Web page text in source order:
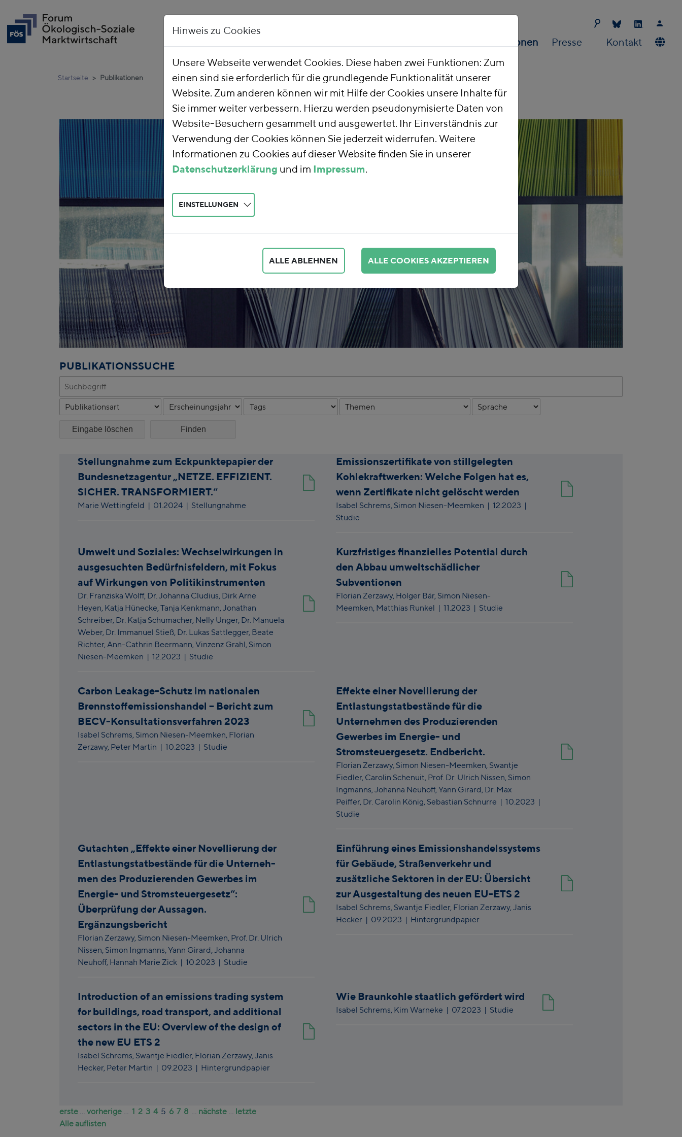
Publikationen Presse Kontakt
Startseite Publikationen
PUBLIKATIONSSUCHE
Eingabe löschen
Stellungnahme zum Eckpunktepapier der
Bundesnetzagentur „NETZE. EFFIZIENT.
SICHER. TRANSFORMIERT.“
Marie Wettingfeld | 01.2024 | Stellungnahme
Emissionszertifikate von stillgelegten
Kohlekraftwerken: Welche Folgen hat es,
wenn Zertifikate nicht gelöscht werden
Isabel Schrems, Simon Niesen-Meemken | 12.2023 |
Studie
Umwelt und Soziales: Wechselwirkungen in
ausgesuchten Bedürfnisfeldern, mit Fokus
auf Wirkungen von Politikinstrumenten
Dr. Franziska Wolff, Dr. Johanna Cludius, Dirk Arne
Heyen, Katja Hünecke,Tanja Kenkmann,Jonathan
Schreiber, Dr. Katja Schumacher, Nelly Unger, Dr. Manuela
Weber, Dr. Immanuel Stieß, Dr. Lukas Sattlegger, Beate
Richter,Ann-Cathrin Beermann,Vinzenz Grahl, Simon
Niesen-Meemken | 12.2023 | Studie
Kurzfristiges finanzielles Potential durch
den Abbau umweltschädlicher
Subventionen
Florian Zerzawy, Holger Bär, Simon Niesen-
Meemken, Matthias Runkel | 11.2023 | Studie
Carbon Leakage-Schutz im nationalen
Brennstoffemissionshandel – Bericht zum
BECV-Konsultationsverfahren 2023
Isabel Schrems, Simon Niesen-Meemken, Florian
Zerzawy, Peter Martin | 10.2023 | Studie
Effekte einer Novellierung der
Entlastungstatbestände für die
Unternehmen des Produzierenden
Gewerbes im Energie- und
Stromsteuergesetz. Endbericht.
Florian Zerzawy, Simon Niesen-Meemken, Swantje
Fiedler, Carolin Schenuit, Prof. Dr. Ulrich Nissen, Simon
Ingmanns,Johanna Neuhoff,Yann Girard, Dr. Max
Peiffer, Dr. Carolin König, Sebastian Schnurre | 10.2023 |
Studie
Gutachten „Effekte einer Novellierung der
Entlastungstatbestände für die Unterneh-
men des Produzierenden Gewerbes im
Energie- und Stromsteuergesetz“:
Überprüfung der Aussagen.
Ergänzungsbericht
Florian Zerzawy, Simon Niesen-Meemken, Prof. Dr. Ulrich
Nissen, Simon Ingmanns,Yann Girard,Johanna
Neuhoff, Hannah Marie Zick | 10.2023 | Studie
Einführung eines Emissionshandelssystems
für Gebäude, Straßenverkehr und
zusätzliche Sektoren in der EU: Übersicht
zur Ausgestaltung des neuen EU-ETS 2
Isabel Schrems, Swantje Fiedler, Florian Zerzawy,Janis
Hecker| 09.2023 | Hintergrundpapier
Introduction of an emissions trading system
for buildings, road transport, and additional
sectors in the EU: Overview of the design of
the new EU ETS 2
Isabel Schrems, Swantje Fiedler, Florian Zerzawy,Janis
Hecker, Peter Martin | 09.2023 | Hintergrundpapier
Wie Braunkohle staatlich gefördert wird
Isabel Schrems, Kim Warneke | 07.2023 | Studie
erste ... vorherige ... 1 2 3 4 5 6 7 8 ... nächste ... letzte
Alle auflisten
Hinweis zu Cookies
Unsere Webseite verwendet Cookies. Diese haben zwei Funktionen: Zum
einen sind sie erforderlich für die grundlegende Funktionalität unserer
Website. Zum anderen können wir mit Hilfe der Cookies unsere Inhalte für
Sie immer weiter verbessern. Hierzu werden pseudonymisierte Daten von
Website-Besuchern gesammelt und ausgewertet. Ihr Einverständnis zur
Verwendung der Cookies können Sie jederzeit widerrufen. Weitere
Informationen zu Cookies auf dieser Website finden Sie in unserer
Datenschutzerklärung und im Impressum.
EINSTELLUNGEN
ALLE ABLEHNEN ALLE COOKIES AKZEPTIEREN